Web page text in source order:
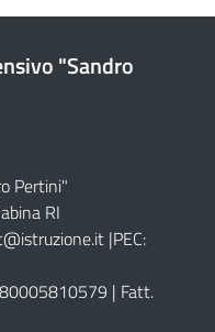
"Sandro
Pertini"
RI
|PEC:
80005810579 | Fatt.